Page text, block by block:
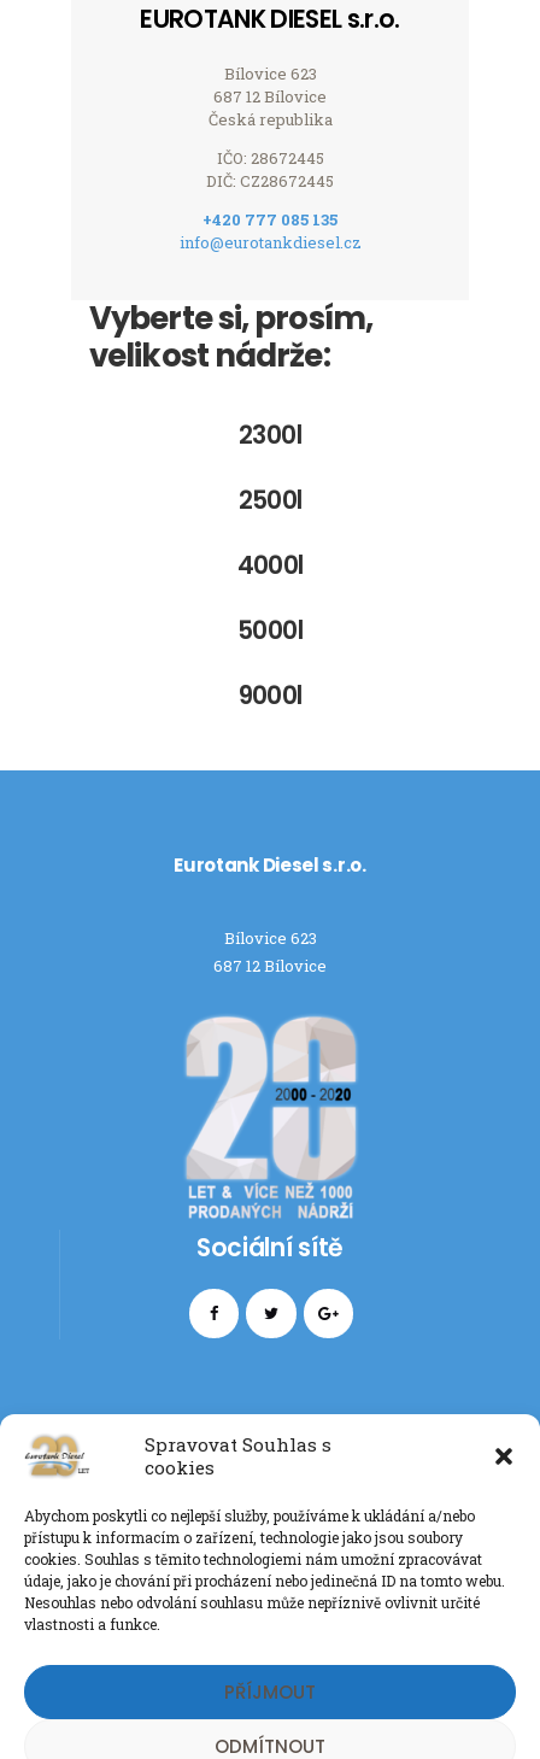
Spravovat Souhlas s
cookies
Abychom poskytli co nejlepší služby, používáme k ukládání a/nebo
přístupu k informacím o zařízení, technologie jako jsou soubory
cookies. Souhlas s těmito technologiemi nám umožní zpracovávat
údaje, jako je chování při procházení nebo jedinečná ID na tomto webu.
Nesouhlas nebo odvolání souhlasu může nepříznivě ovlivnit určité
vlastnosti a funkce.
PŘÍJMOUT
ODMÍTNOUT
EUROTANK DIESEL s.r.o.
Bílovice 623
687 12 Bílovice
Česká republika
IČO: 28672445
DIČ: CZ28672445
+420 777 085 135
info@eurotankdiesel.cz
Vyberte si, prosím,
velikost nádrže:
2300l
2500l
4000l
5000l
9000l
Eurotank Diesel s.r.o.
Bílovice 623
687 12 Bílovice
Sociální sítě
+420 777 085 135
info@eurotankdiesel.cz